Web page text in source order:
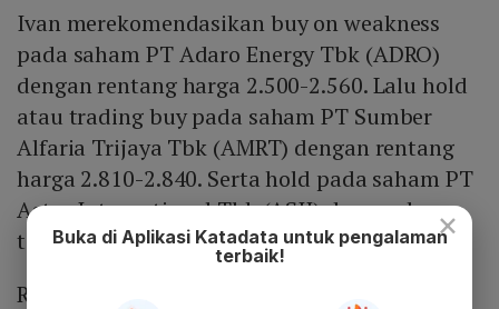
Ivan merekomendasikan buy on weakness
pada saham PT Adaro Energy Tbk (ADRO)
dengan rentang harga 2.500-2.560. Lalu hold
atau trading buy pada saham PT Sumber
Alfaria Trijaya Tbk (AMRT) dengan rentang
harga 2.810-2.840. Serta hold pada saham PT
Astra International Tbk (ASII) dengan harga
terdekat di 5.400.
Rekomendasi selanjutnya yakni hold pada
×
Buka di Aplikasi Katadata untuk pengalaman
terbaik!